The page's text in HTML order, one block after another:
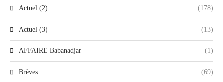
Actuel (2) (178)
Actuel (3) (13)
AFFAIRE Babanadjar (1)
Brèves (69)